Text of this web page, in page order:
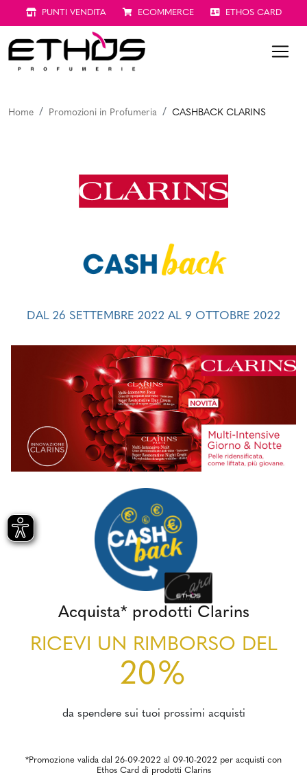
PUNTI VENDITA ECOMMERCE ETHOS CARD
Home Promozioni in Profumeria CASHBACK CLARINS
DAL 26 SETTEMBRE 2022 AL 9 OTTOBRE 2022
Acquista* prodotti Clarins
RICEVI UN RIMBORSO DEL
20%
da spendere sui tuoi prossimi acquisti
*Promozione valida dal 26-09-2022 al 09-10-2022 per acquisti con
Ethos Card di prodotti Clarins